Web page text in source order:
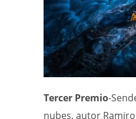
Tercer Premio-
nubes, autor